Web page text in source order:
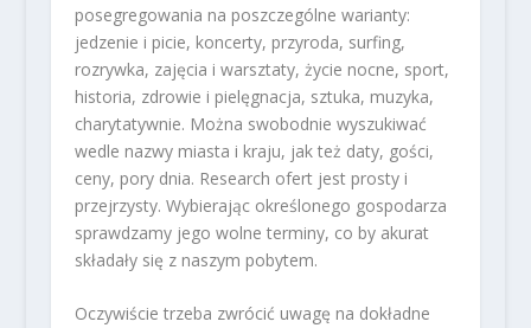
posegregowania na poszczególne warianty:
jedzenie i picie, koncerty, przyroda, surfing,
rozrywka, zajęcia i warsztaty, życie nocne, sport,
historia, zdrowie i pielęgnacja, sztuka, muzyka,
charytatywnie. Można swobodnie wyszukiwać
wedle nazwy miasta i kraju, jak też daty, gości,
ceny, pory dnia. Research ofert jest prosty i
przejrzysty. Wybierając określonego gospodarza
sprawdzamy jego wolne terminy, co by akurat
składały się z naszym pobytem.
Oczywiście trzeba zwrócić uwagę na dokładne